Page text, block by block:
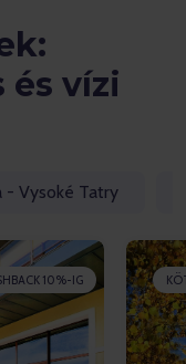
és vízi
- Vysoké Tatry
10%-IG